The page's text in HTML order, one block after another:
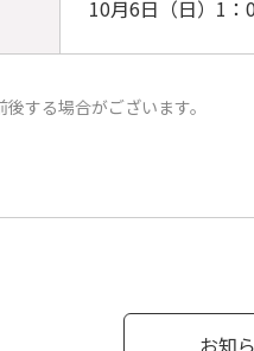
10月6日（日）1：
する場合がございます。
お知